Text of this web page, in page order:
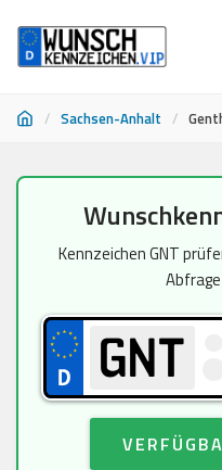
/ Sachsen-Anhalt /
springenKennzeichen GNT